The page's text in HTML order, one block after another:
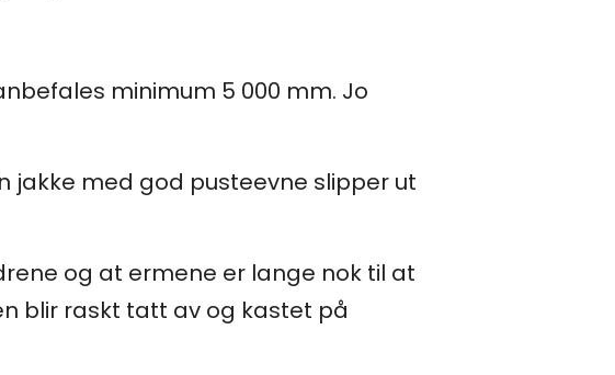
minimum 5 000 mm. Jo
jakke med god pusteevne slipper ut
og at ermene er lange nok til at
blir raskt tatt av og kastet på